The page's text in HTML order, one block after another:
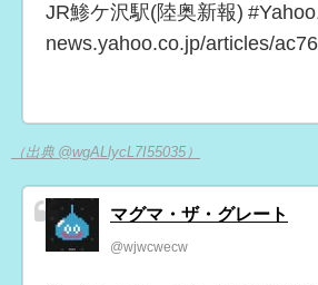
JR鯵ケ沢駅(陸奥新報)
news.yahoo.co.jp/articles/
（出典 @wgALlycL7I55035）
マグマ・ザ・グレート
@wjwcwecw